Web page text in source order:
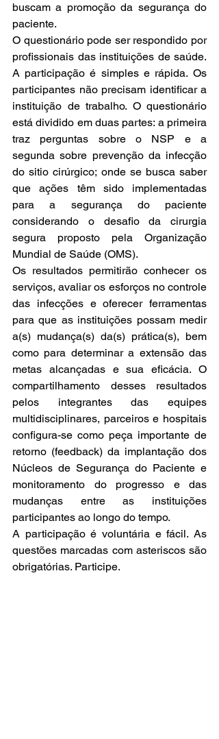
buscam a promoção da segurança do
paciente.
O questionário pode ser respondido por
profissionais das instituições de saúde.
A participação é simples e rápida. Os
participantes não precisam identificar a
instituição de trabalho. O questionário
está dividido em duas partes: a primeira
traz perguntas sobre o NSP e a
segunda sobre prevenção da infecção
do sitio cirúrgico; onde se busca saber
que ações têm sido implementadas
para a segurança do paciente
considerando o desafio da cirurgia
segura proposto pela Organização
Mundial de Saúde (OMS).
Os resultados permitirão conhecer os
serviços, avaliar os esforços no controle
das infecções e oferecer ferramentas
para que as instituições possam medir
a(s) mudança(s) da(s) prática(s), bem
como para determinar a extensão das
metas alcançadas e sua eficácia. O
compartilhamento desses resultados
pelos integrantes das equipes
multidisciplinares, parceiros e hospitais
configura-se como peça importante de
retorno (feedback) da implantação dos
Núcleos de Segurança do Paciente e
monitoramento do progresso e das
mudanças entre as instituições
participantes ao longo do tempo.
A participação é voluntária e fácil. As
questões marcadas com asteriscos são
obrigatórias. Participe.